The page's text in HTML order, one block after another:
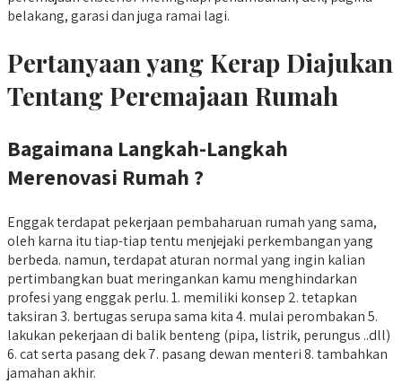
belakang, garasi dan juga ramai lagi.
Pertanyaan yang Kerap Diajukan
Tentang Peremajaan Rumah
Bagaimana Langkah-Langkah
Merenovasi Rumah ?
Enggak terdapat pekerjaan pembaharuan rumah yang sama,
oleh karna itu tiap-tiap tentu menjejaki perkembangan yang
berbeda. namun, terdapat aturan normal yang ingin kalian
pertimbangkan buat meringankan kamu menghindarkan
profesi yang enggak perlu. 1. memiliki konsep 2. tetapkan
taksiran 3. bertugas serupa sama kita 4. mulai perombakan 5.
lakukan pekerjaan di balik benteng (pipa, listrik, perungus ..dll)
6. cat serta pasang dek 7. pasang dewan menteri 8. tambahkan
jamahan akhir.